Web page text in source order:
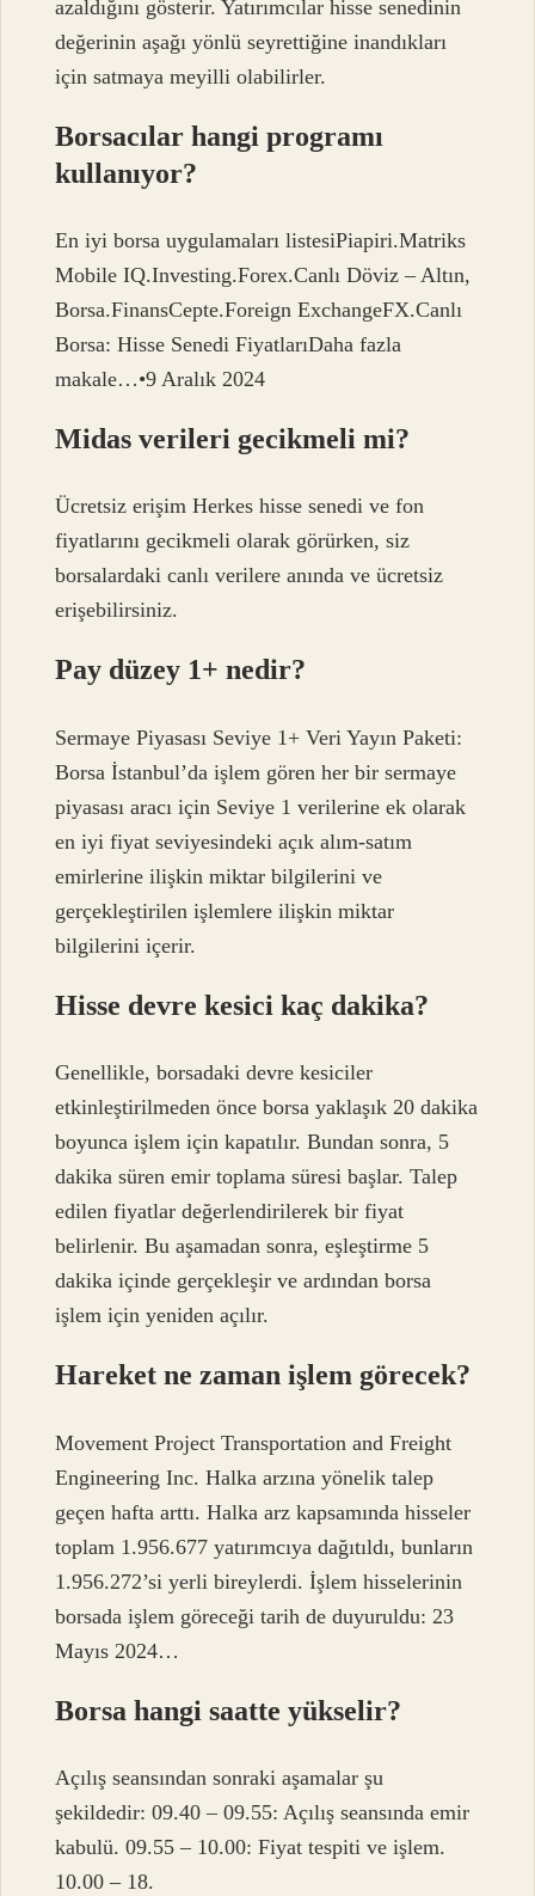
azaldığını gösterir. Yatırımcılar hisse senedinin
değerinin aşağı yönlü seyrettiğine inandıkları
için satmaya meyilli olabilirler.
Borsacılar hangi programı
kullanıyor?
En iyi borsa uygulamaları listesiPiapiri.Matriks
Mobile IQ.Investing.Forex.Canlı Döviz – Altın,
Borsa.FinansCepte.Foreign ExchangeFX.Canlı
Borsa: Hisse Senedi FiyatlarıDaha fazla
makale…•9 Aralık 2024
Midas verileri gecikmeli mi?
Ücretsiz erişim Herkes hisse senedi ve fon
fiyatlarını gecikmeli olarak görürken, siz
borsalardaki canlı verilere anında ve ücretsiz
erişebilirsiniz.
Pay düzey 1+ nedir?
Sermaye Piyasası Seviye 1+ Veri Yayın Paketi:
Borsa İstanbul’da işlem gören her bir sermaye
piyasası aracı için Seviye 1 verilerine ek olarak
en iyi fiyat seviyesindeki açık alım-satım
emirlerine ilişkin miktar bilgilerini ve
gerçekleştirilen işlemlere ilişkin miktar
bilgilerini içerir.
Hisse devre kesici kaç dakika?
Genellikle, borsadaki devre kesiciler
etkinleştirilmeden önce borsa yaklaşık 20 dakika
boyunca işlem için kapatılır. Bundan sonra, 5
dakika süren emir toplama süresi başlar. Talep
edilen fiyatlar değerlendirilerek bir fiyat
belirlenir. Bu aşamadan sonra, eşleştirme 5
dakika içinde gerçekleşir ve ardından borsa
işlem için yeniden açılır.
Hareket ne zaman işlem görecek?
Movement Project Transportation and Freight
Engineering Inc. Halka arzına yönelik talep
geçen hafta arttı. Halka arz kapsamında hisseler
toplam 1.956.677 yatırımcıya dağıtıldı, bunların
1.956.272’si yerli bireylerdi. İşlem hisselerinin
borsada işlem göreceği tarih de duyuruldu: 23
Mayıs 2024…
Borsa hangi saatte yükselir?
Açılış seansından sonraki aşamalar şu
şekildedir: 09.40 – 09.55: Açılış seansında emir
kabulü. 09.55 – 10.00: Fiyat tespiti ve işlem.
10.00 – 18.